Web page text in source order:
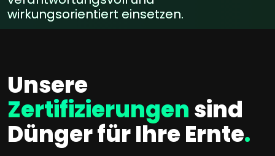
wirkungsorientiert einsetzen.
Unsere
Zertifizierungensind
Dünger für Ihre Ernte.